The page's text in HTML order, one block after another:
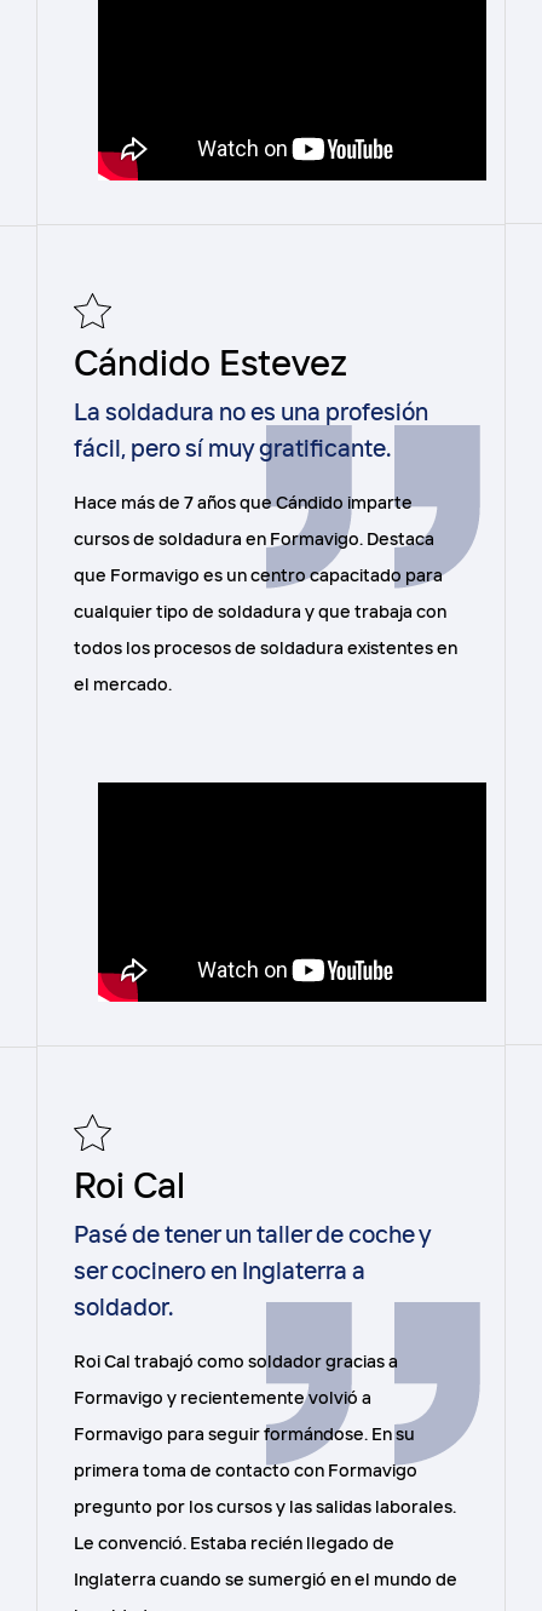
Cándido Estevez
La soldadura no es una profesión
fácil, pero sí muy gratificante.
Hace más de 7 años que Cándido imparte
cursos de soldadura en Formavigo. Destaca
que Formavigo es un centro capacitado para
cualquier tipo de soldadura y que trabaja con
todos los procesos de soldadura existentes en
el mercado.
Roi Cal
Pasé de tener un taller de coche y
ser cocinero en Inglaterra a
soldador.
Roi Cal trabajó como soldador gracias a
Formavigo y recientemente volvió a
Formavigo para seguir formándose. En su
primera toma de contacto con Formavigo
pregunto por los cursos y las salidas laborales.
Le convenció. Estaba recién llegado de
Inglaterra cuando se sumergió en el mundo de